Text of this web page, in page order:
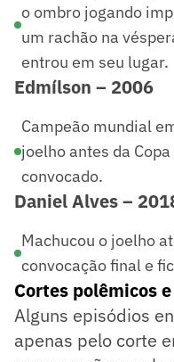
o ombro jogando
um rachão na
entrou em seu lugar.
Edmílson – 2006
Campeão mundial
joelho antes da
convocado.
Daniel Alves –
Machucou o joelho
convocação final e
Cortes polêmicos
Alguns episódios
apenas pelo corte